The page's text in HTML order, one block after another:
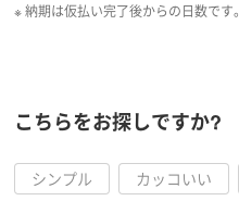
こちらをお探しですか?
シンプル カッコいい
※ 納期は仮払い完了後からの日数です。